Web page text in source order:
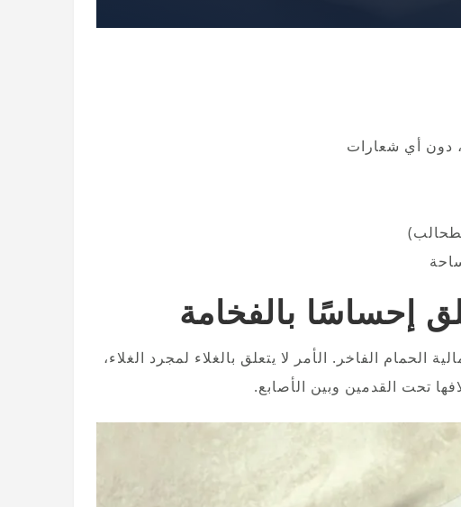
دون أي شعارات
إحساسًا بالفخامة
الحمام الفاخر. الأمر لا يتعلق بالغلاء لمجرد الغلاء،
تحت القدمين وبين الأصابع.